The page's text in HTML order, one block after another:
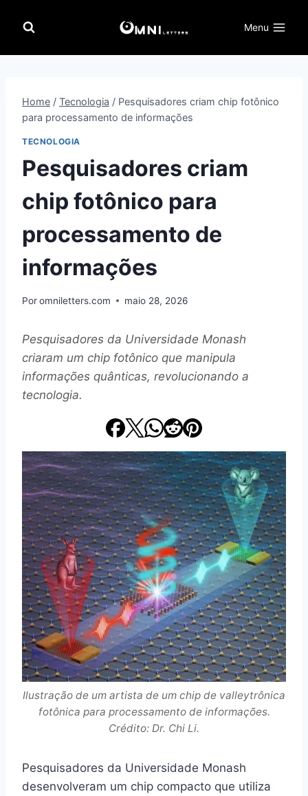
para
Menu
Home / Tecnologia / Pesquisadores criam chip fotônico
para processamento de informações
TECNOLOGIA
Pesquisadores criam
chip fotônico para
processamento de
informações
Poromniletters.com maio 28, 2026
Pesquisadores da Universidade Monash
criaram um chip fotônico que manipula
informações quânticas, revolucionando a
tecnologia.
Ilustração de um artista de um chip de valleytrônica
fotônica para processamento de informações.
Crédito: Dr. Chi Li.
Pesquisadores da Universidade Monash
desenvolveram um chip compacto que utiliza